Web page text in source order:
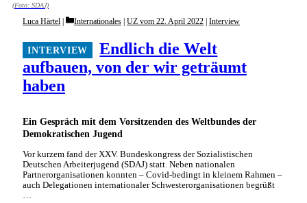
(Foto: SDAJ)
Ein Gespräch mit dem Vorsitzenden des Weltbundes der
Demokratischen Jugend
Endlich die Welt
aufbauen, von der wir geträumt
haben
Luca Härtel Categories
Internationales | UZ vom 22. April 2022 | Interview
Vor kurzem fand der XXV. Bundeskongress der Sozialistischen
Deutschen Arbeiterjugend (SDAJ) statt. Neben nationalen
Partnerorganisationen konnten – Covid-bedingt in kleinem Rahmen –
auch Delegationen internationaler Schwesterorganisationen begrüßt
…